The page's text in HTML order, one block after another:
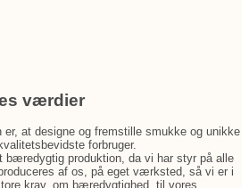
værdier
er, at designe og fremstille smukke og unikke
forbruger.
bæredygtig produktion, da vi har styr på alle
af os, på eget værksted, så vi er i
krav, om bæredygtighed, til vores